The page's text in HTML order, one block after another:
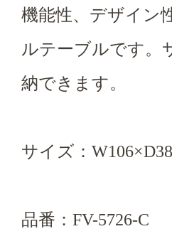
機能性、デザイン
ルテーブルです。
納できます。
サイズ：
品番：FV-5726-C